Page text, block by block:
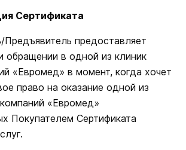
Сертификата
Предъявитель предоставляет
обращении в одной из клиник
«Евромед» в момент, когда хочет
право на оказание одной из
«Евромед»
Покупателем Сертификата